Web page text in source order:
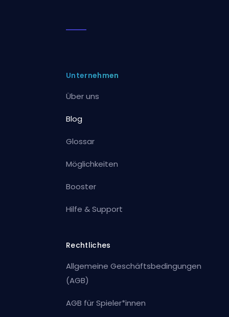
Unternehmen
Über uns
Blog
Glossar
Möglichkeiten
Booster
Hilfe & Support
Rechtliches
Allgemeine Geschäftsbedingungen
(AGB)
AGB für Spieler*innen